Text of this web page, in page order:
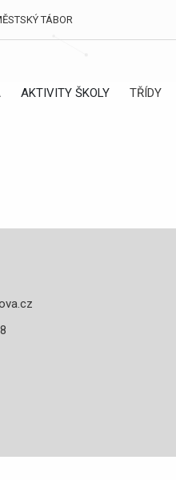
TÁBOR
AKTIVITY ŠKOLY TŘÍDY